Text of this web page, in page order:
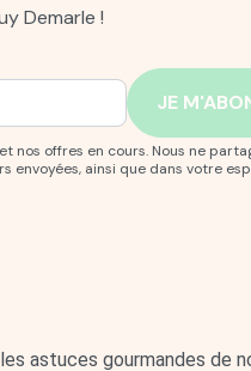
Demarle !
nos offres en cours. Nous ne
envoyées, ainsi que dans votre
astuces gourmandes de